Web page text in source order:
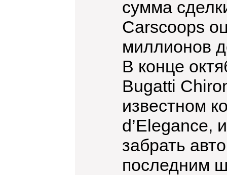
сумма
Carscoops
миллионов
В конце
Bugatti
известном
d’Elegance,
забрать
последним